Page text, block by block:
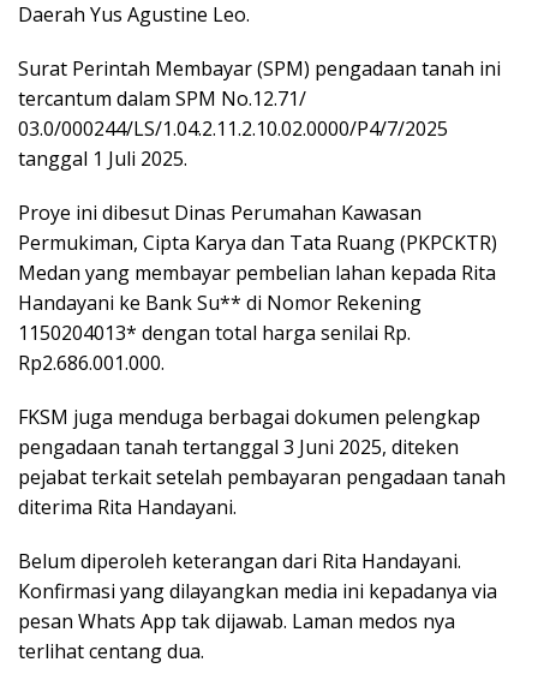
Daerah Yus Agustine Leo.
Surat Perintah Membayar (SPM) pengadaan tanah ini
tercantum dalam SPM No.12.71/
03.0/000244/LS/1.04.2.11.2.10.02.0000/P4/7/2025
tanggal 1 Juli 2025.
Proye ini dibesut Dinas Perumahan Kawasan
Permukiman, Cipta Karya dan Tata Ruang (PKPCKTR)
Medan yang membayar pembelian lahan kepada Rita
Handayani ke Bank Su** di Nomor Rekening
1150204013* dengan total harga senilai Rp.
Rp2.686.001.000.
FKSM juga menduga berbagai dokumen pelengkap
pengadaan tanah tertanggal 3 Juni 2025, diteken
pejabat terkait setelah pembayaran pengadaan tanah
diterima Rita Handayani.
Belum diperoleh keterangan dari Rita Handayani.
Konfirmasi yang dilayangkan media ini kepadanya via
pesan Whats App tak dijawab. Laman medos nya
terlihat centang dua.